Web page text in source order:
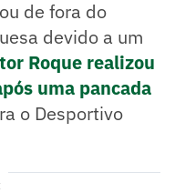
de fora do
devido a um
Roque realizou
uma pancada
o Desportivo